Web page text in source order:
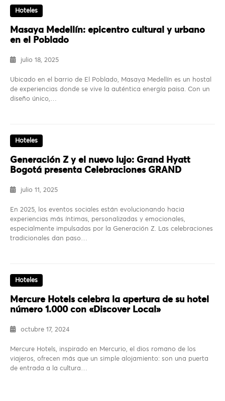
Hoteles
Masaya Medellín: epicentro cultural y urbano
en el Poblado
julio 18, 2025
Ubicado en el barrio de El Poblado, Masaya Medellín es un hostal
de experiencias donde se vive la auténtica energía paisa. Con un
diseño único,…
Hoteles
Generación Z y el nuevo lujo: Grand Hyatt
Bogotá presenta Celebraciones GRAND
julio 11, 2025
En 2025, los eventos sociales están evolucionando hacia
experiencias más íntimas, personalizadas y emocionales,
especialmente impulsadas por la Generación Z. Las celebraciones
tradicionales dan paso…
Hoteles
Mercure Hotels celebra la apertura de su hotel
número 1.000 con «Discover Local»
octubre 17, 2024
Mercure Hotels, inspirado en Mercurio, el dios romano de los
viajeros, ofrecen más que un simple alojamiento: son una puerta
de entrada a la cultura…